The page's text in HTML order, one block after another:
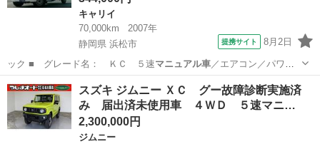
キャリイ
70,000km
2007年
静岡県 浜松市
提携サイト 8月2日
ック ■ グレード名： ＫＣ ５速マニュアル車／エアコン／パワス
テ／三方開／タイ…
静岡 浜松市 キャリイ
スズキ ジムニー ＸＣ グー故障診断実施済
み 届出済未使用車 ４ＷＤ ５速マニ…
2,300,000円
ジムニー